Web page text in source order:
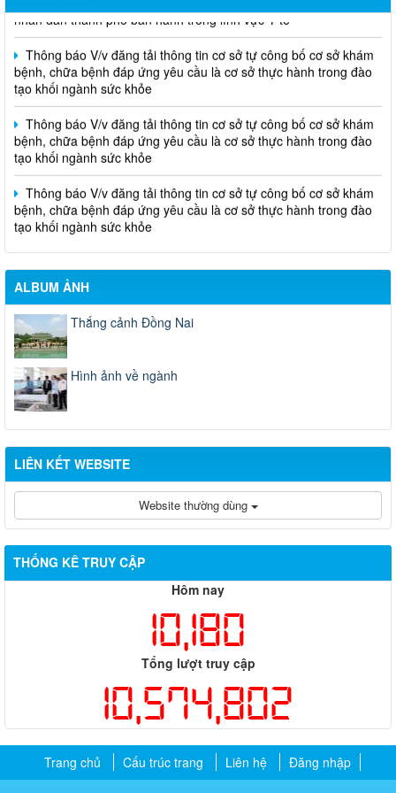
nhân dân thành phố ban hành trong lĩnh vực Y tế
Thông báo V/v đăng tải thông tin cơ sở tự công bố cơ sở khám
bệnh, chữa bệnh đáp ứng yêu cầu là cơ sở thực hành trong đào
tạo khối ngành sức khỏe
Thông báo V/v đăng tải thông tin cơ sở tự công bố cơ sở khám
bệnh, chữa bệnh đáp ứng yêu cầu là cơ sở thực hành trong đào
tạo khối ngành sức khỏe
Thông báo V/v đăng tải thông tin cơ sở tự công bố cơ sở khám
bệnh, chữa bệnh đáp ứng yêu cầu là cơ sở thực hành trong đào
tạo khối ngành sức khỏe
ALBUM ẢNH
Thắng cảnh Đồng Nai
Hình ảnh về ngành
LIÊN KẾT WEBSITE
Website thường dùng
THỐNG KÊ TRUY CẬP
Hôm nay
10,180
Tổng lượt truy cập
10,574,802
Trang chủ Cấu trúc trang Liên hệ Đăng nhập